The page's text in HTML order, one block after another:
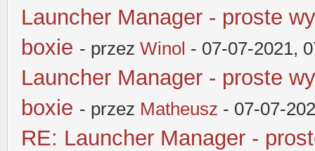
Launcher Manager - proste
boxie - przez Winol - 07-07-2021,
Launcher Manager - proste
boxie - przez Matheusz - 07-07-
RE: Launcher Manager -